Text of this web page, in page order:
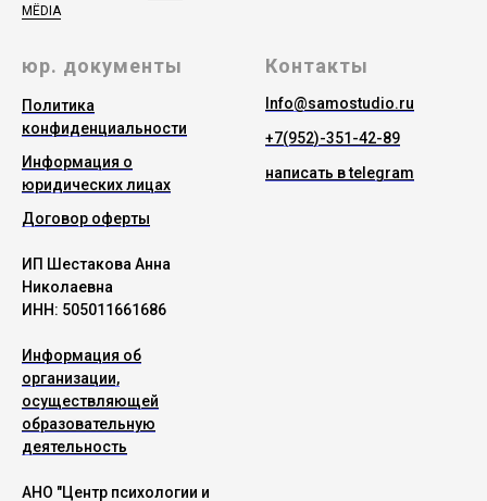
MЁDIA
юр. документы
Политика
конфиденциальности
Информация о
юридических лицах
Договор оферты
ИП Шестакова Анна
Николаевна
ИНН: 505011661686
Информация об
организации,
осуществляющей
образовательную
деятельность
АНО "Центр психологии и
Контакты
Info@samostudio.ru
+7(952)-351-42-89
написать в telegram